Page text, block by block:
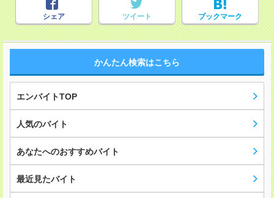
シェア ツイート ブックマーク
かんたん検索はこちら
エンバイトTOP
人気のバイト
あなたへのおすすめバイト
最近見たバイト